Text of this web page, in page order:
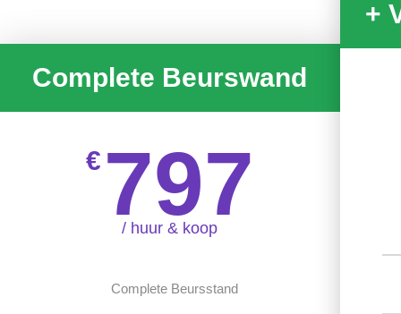
Complete Beurswand
€ 797
/ huur & koop
Complete Beursstand
+